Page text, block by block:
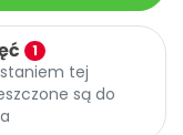
1
tej
są do